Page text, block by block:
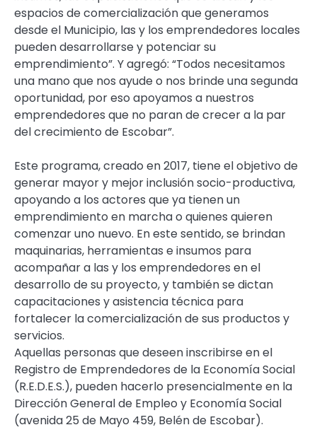
espacios de comercialización que generamos
desde el Municipio, las y los emprendedores locales
pueden desarrollarse y potenciar su
emprendimiento”. Y agregó: “Todos necesitamos
una mano que nos ayude o nos brinde una segunda
oportunidad, por eso apoyamos a nuestros
emprendedores que no paran de crecer a la par
del crecimiento de Escobar”.
Este programa, creado en 2017, tiene el objetivo de
generar mayor y mejor inclusión socio-productiva,
apoyando a los actores que ya tienen un
emprendimiento en marcha o quienes quieren
comenzar uno nuevo. En este sentido, se brindan
maquinarias, herramientas e insumos para
acompañar a las y los emprendedores en el
desarrollo de su proyecto, y también se dictan
capacitaciones y asistencia técnica para
fortalecer la comercialización de sus productos y
servicios.
Aquellas personas que deseen inscribirse en el
Registro de Emprendedores de la Economía Social
(R.E.D.E.S.), pueden hacerlo presencialmente en la
Dirección General de Empleo y Economía Social
(avenida 25 de Mayo 459, Belén de Escobar).